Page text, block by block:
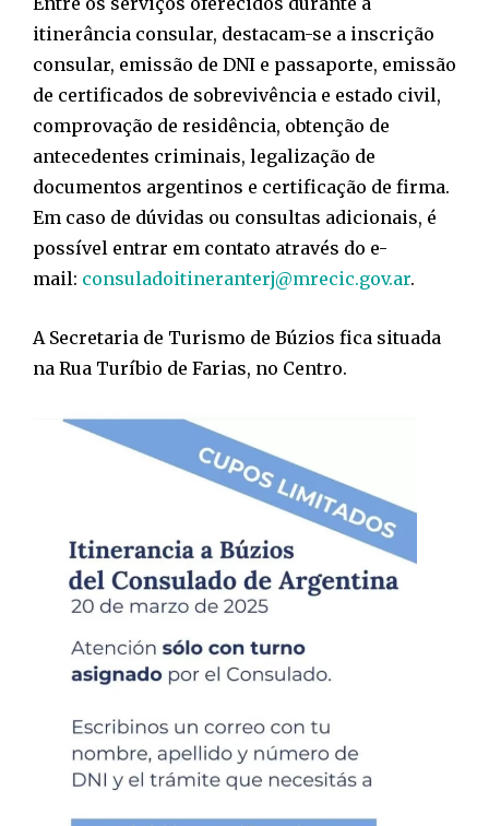
itinerância consular, destacam-se a inscrição
consular, emissão de DNI e passaporte, emissão
de certificados de sobrevivência e estado civil,
comprovação de residência, obtenção de
antecedentes criminais, legalização de
documentos argentinos e certificação de firma.
Em caso de dúvidas ou consultas adicionais, é
possível entrar em contato através do e-
mail: consuladoitineranterj@mrecic.gov.ar.
A Secretaria de Turismo de Búzios fica situada
na Rua Turíbio de Farias, no Centro.